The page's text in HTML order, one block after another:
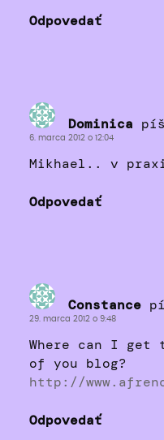
Odpovedať
Dominica
6. marca 2012 o 12:04
Mikhael.. v
Odpovedať
Constance
29. marca 2012 o 9:48
Where can I
of you blog?
http://
Odpovedať